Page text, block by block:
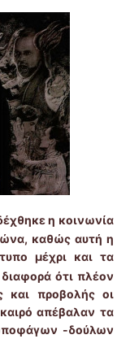
η κοινωνία
καθώς αυτή η
μέχρι και τα
ότι πλέον
και προβολής οι
απέβαλαν τα
-δούλων